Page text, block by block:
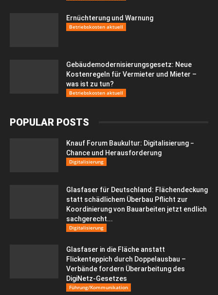
Ernüchterung und Warnung
Betriebskosten aktuell
Gebäudemodernisierungsgesetz: Neue
Kostenregeln für Vermieter und Mieter –
was ist zu tun?
Betriebskosten aktuell
POPULAR POSTS
Knauf Forum Baukultur: Digitalisierung −
Chance und Herausforderung
Digitalisierung
Glasfaser für Deutschland: Flächendeckung
statt schädlichem Überbau Pflicht zur
Koordinierung von Bauarbeiten jetzt endlich
sachgerecht...
Digitalisierung
Glasfaser in die Fläche anstatt
Flickenteppich durch Doppelausbau –
Verbände fordern Überarbeitung des
DigiNetz-Gesetzes
Führung/Kommunikation